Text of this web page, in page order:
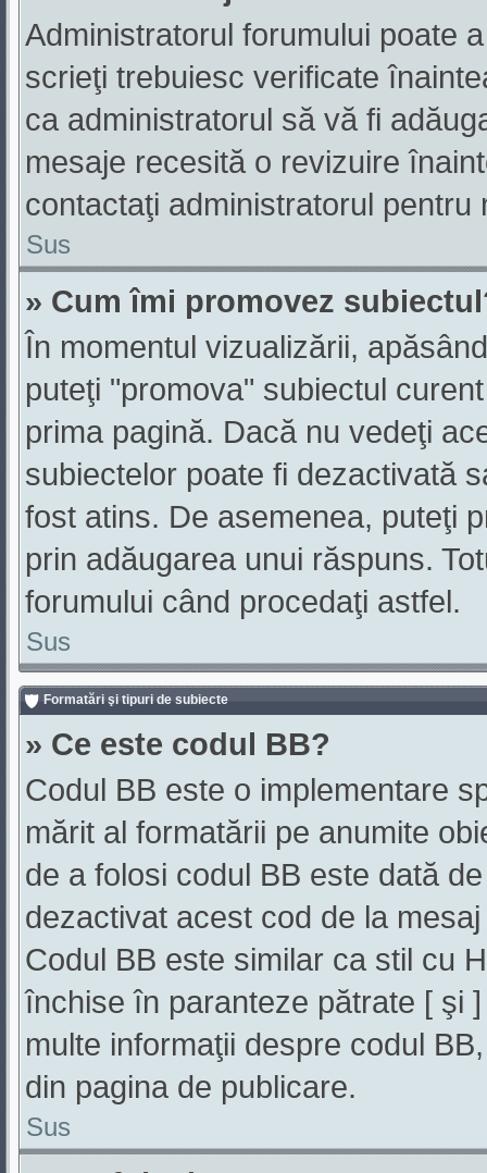
Administratorul forumului poate
scrieţi trebuiesc verificate
ca administratorul să vă fi
mesaje recesită o revizuire
contactaţi administratorul pentru
Sus
» Cum îmi promovez
În momentul vizualizării,
puteţi "promova" subiectul
prima pagină. Dacă nu vedeţi
subiectelor poate fi dezactivată
fost atins. De asemenea, puteţi
prin adăugarea unui răspuns.
forumului când procedaţi astfel.
Sus
Formatări şi tipuri de subiecte
» Ce este codul BB?
Codul BB este o implementare
mărit al formatării pe anumite
de a folosi codul BB este dată
dezactivat acest cod de la
Codul BB este similar ca stil cu
închise în paranteze pătrate [ şi
multe informaţii despre codul
din pagina de publicare.
Sus